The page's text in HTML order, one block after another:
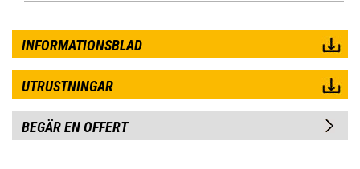
INFORMATIONSBLAD
UTRUSTNINGAR
BEGÄR EN OFFERT